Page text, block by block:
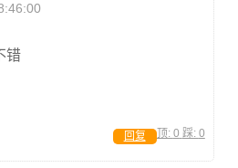
错
顶: 0 踩: 0
回复